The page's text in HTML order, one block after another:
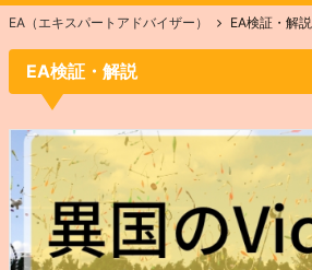
EA（エキスパートアドバイザー） EA検証・解説
EA検証・解説